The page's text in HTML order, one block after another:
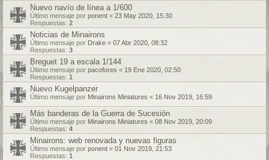
Nuevo navío de línea a 1/600
Último mensaje por ponent « 23 May 2020, 15:30
Respuestas: 2
Noticias de Minairons
Último mensaje por Drake « 07 Abr 2020, 08:32
Respuestas: 3
Breguet 19 a escala 1/144
Último mensaje por pacofores « 19 Ene 2020, 02:50
Respuestas: 1
Nuevo Kugelpanzer
Último mensaje por Minairons Miniatures « 16 Nov 2019, 16:59
Más banderas de la Guerra de Sucesión
Último mensaje por Minairons Miniatures « 08 Nov 2019, 20:09
Respuestas: 4
Minairons: web renovada y nuevas figuras
Último mensaje por ponent « 01 Nov 2019, 21:53
Respuestas: 1